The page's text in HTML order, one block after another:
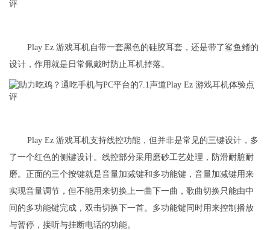
Play Ez 游戏耳机自带一套黑色的硅胶耳套，还是带了鲨鱼鳍的
设计，作用就是日常佩戴时防止耳机掉落。
Play Ez 游戏耳机支持线控功能，但并非是常见的三键设计，多
了一个红色的侧键设计。线控部分采用磨砂工艺处理，防滑耐脏耐
磨。正面的三个按键就是音量加减键和多功能键，音量加减键用来
实现音量调节，但不能用来切换上一曲下一曲，歌曲切换只能由中
间的多功能键完成，双击切换下一首。多功能键同时用来控制播放
与暂停，接听与挂断电话的功能。